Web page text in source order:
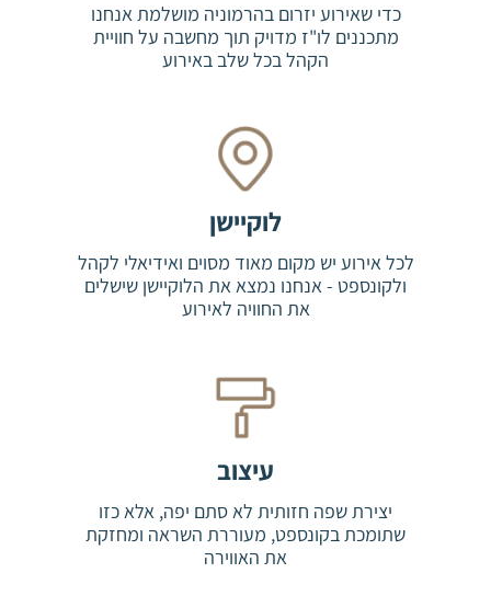
כדי שאירוע יזרום בהרמוניה מושלמת אנחנו
מתכננים לו"ז מדויק תוך מחשבה על חוויית
הקהל בכל שלב באירוע
לוקיישן
לכל אירוע יש מקום מאוד מסוים ואידיאלי לקהל
ולקונספט - אנחנו נמצא את הלוקיישן שישלים
את החוויה לאירוע
עיצוב
יצירת שפה חזותית לא סתם יפה, אלא כזו
שתומכת בקונספט, מעוררת השראה ומחזקת
את האווירה